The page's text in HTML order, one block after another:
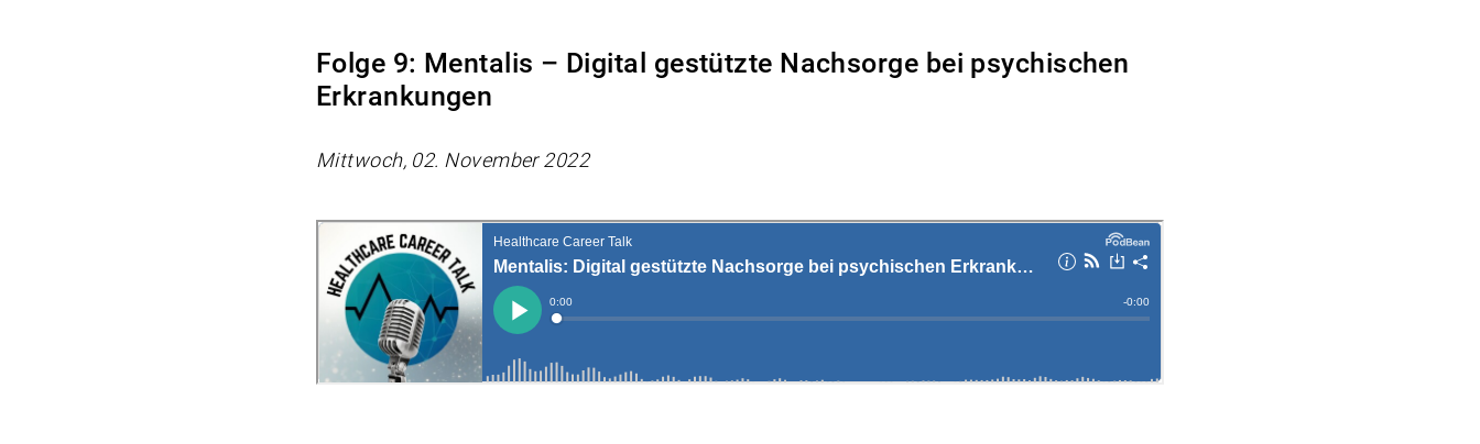
Folge 9: Mentalis – Digital gestützte Nachsorge bei psychischen
Erkrankungen
Mittwoch, 02. November 2022